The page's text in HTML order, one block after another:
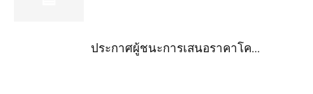
ประกาศผู้ชนะการเสนอราคาโค...